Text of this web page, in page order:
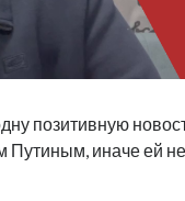
позитивную
иначе ей